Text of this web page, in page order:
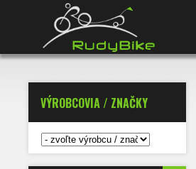
VÝROBCOVIA / ZNAČKY